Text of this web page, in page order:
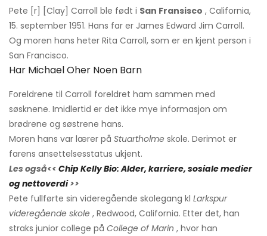
Pete [r] [Clay] Carroll ble født i San Fransisco , California,
15. september 1951. Hans far er James Edward Jim Carroll.
Og moren hans heter Rita Carroll, som er en kjent person i
San Francisco.
Har Michael Oher Noen Barn
Foreldrene til Carroll foreldret ham sammen med
søsknene. Imidlertid er det ikke mye informasjon om
brødrene og søstrene hans.
Moren hans var lærer på Stuartholme skole. Derimot er
farens ansettelsesstatus ukjent.
Les også<< Chip Kelly Bio: Alder, karriere, sosiale medier
og nettoverdi>>
Pete fullførte sin videregående skolegang kl Larkspur
videregående skole , Redwood, California. Etter det, han
straks junior college på College of Marin , hvor han